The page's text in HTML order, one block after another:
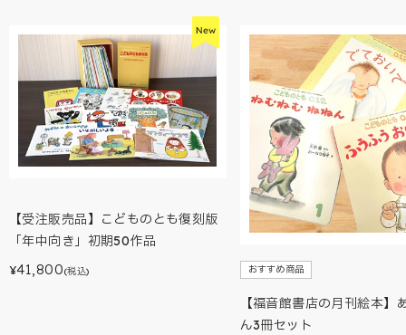
【受注販売品】こどものとも復刻版
「年中向き」初期50作品
¥41,800(税込) おすすめ商品
【福音館書店の月刊絵本】
ん3冊セット